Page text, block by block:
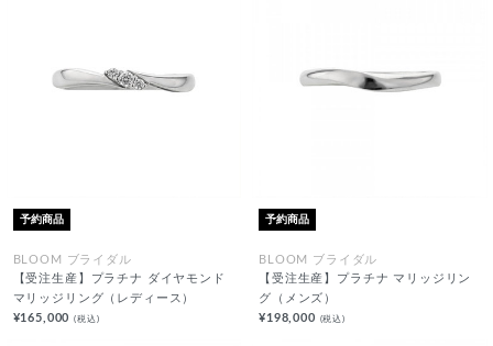
予約商品
BLOOM ブライダル
【受注生産】プラチナ ダイヤモンド
マリッジリング（レディース）
¥165,000(税込)
予約商品
BLOOM ブライダル
【受注生産】プラチナ マリッジリン
グ（メンズ）
¥198,000 (税込)